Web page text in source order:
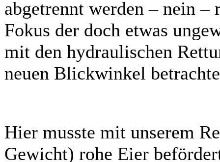
abgetrennt werden – nein
Fokus der doch etwas
mit den hydraulischen
neuen Blickwinkel
Hier musste mit unserem
Gewicht) rohe Eier